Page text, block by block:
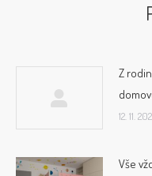
Z
12. 11.
Vše